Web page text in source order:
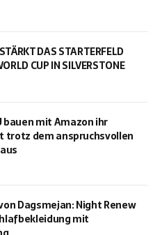
DAS STARTERFELD
CUP IN SILVERSTONE
bauen mit Amazon ihr
trotz dem anspruchsvollen
Dagsmejan: Night Renew
mit